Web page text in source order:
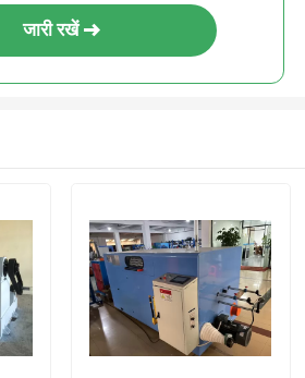
जारी रखें